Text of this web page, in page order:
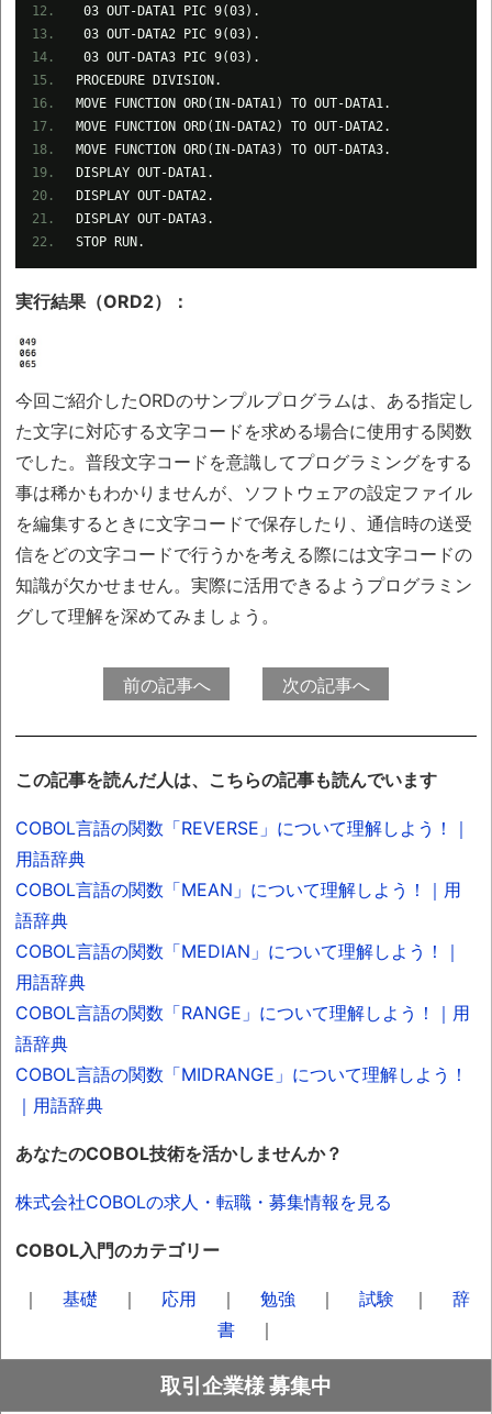
03 OUT-DATA1 PIC 9(03).
03 OUT-DATA2 PIC 9(03).
03 OUT-DATA3 PIC 9(03).
PROCEDURE DIVISION.
MOVE FUNCTION ORD(IN-DATA1) TO OUT-DATA1.
MOVE FUNCTION ORD(IN-DATA2) TO OUT-DATA2.
MOVE FUNCTION ORD(IN-DATA3) TO OUT-DATA3.
DISPLAY OUT-DATA1.
DISPLAY OUT-DATA2.
DISPLAY OUT-DATA3.
STOP RUN.
実行結果（ORD2）：
今回ご紹介したORDのサンプルプログラムは、ある指定し
た文字に対応する文字コードを求める場合に使用する関数
でした。普段文字コードを意識してプログラミングをする
事は稀かもわかりませんが、ソフトウェアの設定ファイル
を編集するときに文字コードで保存したり、通信時の送受
信をどの文字コードで行うかを考える際には文字コードの
知識が欠かせません。実際に活用できるようプログラミン
グして理解を深めてみましょう。
前の記事へ 次の記事へ
この記事を読んだ人は、こちらの記事も読んでいます
COBOL言語の関数「REVERSE」について理解しよう！｜
用語辞典
COBOL言語の関数「MEAN」について理解しよう！｜用
語辞典
COBOL言語の関数「MEDIAN」について理解しよう！｜
用語辞典
COBOL言語の関数「RANGE」について理解しよう！｜用
語辞典
COBOL言語の関数「MIDRANGE」について理解しよう！
｜用語辞典
あなたのCOBOL技術を活かしませんか？
株式会社COBOLの求人・転職・募集情報を見る
COBOL入門のカテゴリー
｜ 基礎 ｜ 応用 ｜ 勉強 ｜ 試験 ｜ 辞
書｜
取引企業様 募集中